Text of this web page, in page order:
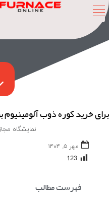
برای خرید کوره ذوب آلومینیوم
نمایشگاه
مهر ۵, ۱۴۰۴
123
فهرست مطالب
ONLINE